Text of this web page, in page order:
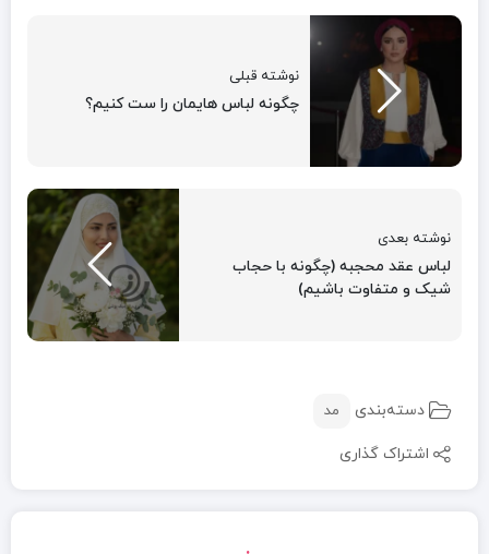
نوشته قبلی
چگونه لباس هایمان را ست کنیم؟
نوشته بعدی
لباس عقد محجبه (چگونه با حجاب
شیک و متفاوت باشیم)
دسته‌بندی مد
اشتراک گذاری